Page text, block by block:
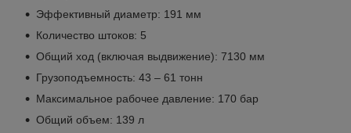
Эффективный диаметр: 191 мм
Количество штоков: 5
Общий ход (включая выдвижение): 7130 мм
Грузоподъемность: 43 – 61 тонн
Максимальное рабочее давление: 170 бар
Общий объем: 139 л